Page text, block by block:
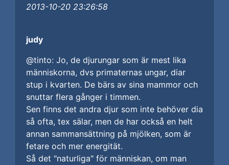
2013-10-20 23:26:58
judy
@tinto: Jo, de djurungar som är mest lika
människorna, dvs primaternas ungar, diar
stup i kvarten. De bärs av sina mammor och
snuttar flera gånger i timmen.
Sen finns det andra djur som inte behöver dia
så ofta, tex sälar, men de har också en helt
annan sammansättning på mjölken, som är
fetare och mer energität.
Så det "naturliga" för människan, om man